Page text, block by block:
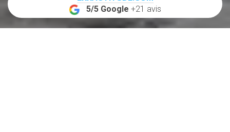
5/5 Google +21 avis